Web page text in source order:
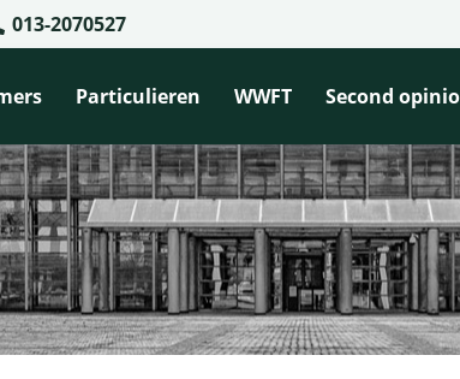
013-2070527
Particulieren WWFT Second